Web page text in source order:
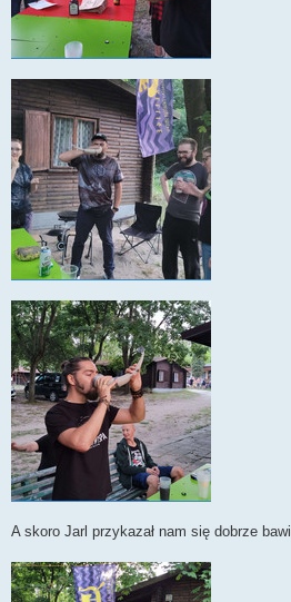
A skoro Jarl przykazał nam się dobrze